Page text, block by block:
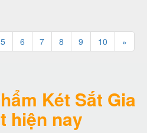
5 6 7 8 9 10 »
Két Sắt Gia
hiện nay